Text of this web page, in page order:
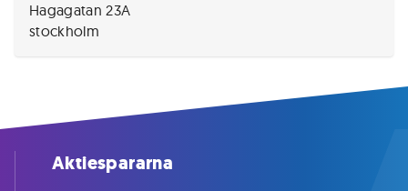
Hagagatan 23A
stockholm
Aktiespararna